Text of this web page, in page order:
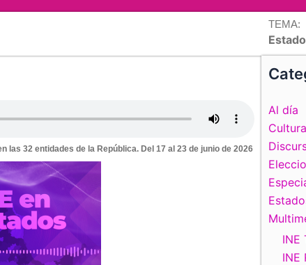
TEMA:
32 entidades de la República. Del 17 al 23 de junio de 2026
Al día
INE
INE